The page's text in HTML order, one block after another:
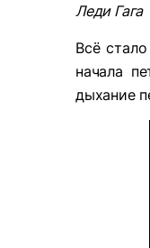
Леди Гага
Всё
начала
дыхание